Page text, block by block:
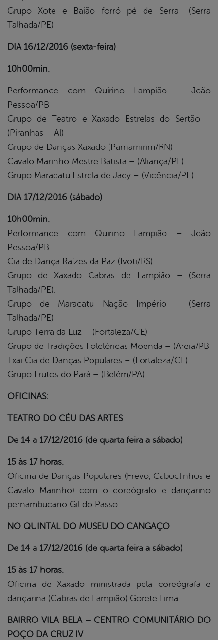
Grupo Xote e Baião forró pé de Serra- (Serra
Talhada/PE)
DIA 16/12/2016 (sexta-feira)
10h00min.
Performance com Quirino Lampião – João
Pessoa/PB
Grupo de Teatro e Xaxado Estrelas do Sertão –
(Piranhas – Al)
Grupo de Danças Xaxado (Parnamirim/RN)
Cavalo Marinho Mestre Batista – (Aliança/PE)
Grupo Maracatu Estrela de Jacy – (Vicência/PE)
DIA 17/12/2016 (sábado)
10h00min.
Performance com Quirino Lampião – João
Pessoa/PB
Cia de Dança Raízes da Paz (Ivoti/RS)
Grupo de Xaxado Cabras de Lampião – (Serra
Talhada/PE).
Grupo de Maracatu Nação Império – (Serra
Talhada/PE)
Grupo Terra da Luz – (Fortaleza/CE)
Grupo de Tradições Folclóricas Moenda – (Areia/PB
Txai Cia de Danças Populares – (Fortaleza/CE)
Grupo Frutos do Pará – (Belém/PA).
OFICINAS:
TEATRO DO CÉU DAS ARTES
De 14 a 17/12/2016 (de quarta feira a sábado)
15 às 17 horas.
Oficina de Danças Populares (Frevo, Caboclinhos e
Cavalo Marinho) com o coreógrafo e dançarino
pernambucano Gil do Passo.
NO QUINTAL DO MUSEU DO CANGAÇO
De 14 a 17/12/2016 (de quarta feira a sábado)
15 às 17 horas.
Oficina de Xaxado ministrada pela coreógrafa e
dançarina (Cabras de Lampião) Gorete Lima.
BAIRRO VILA BELA – CENTRO COMUNITÁRIO DO
POÇO DA CRUZ IV